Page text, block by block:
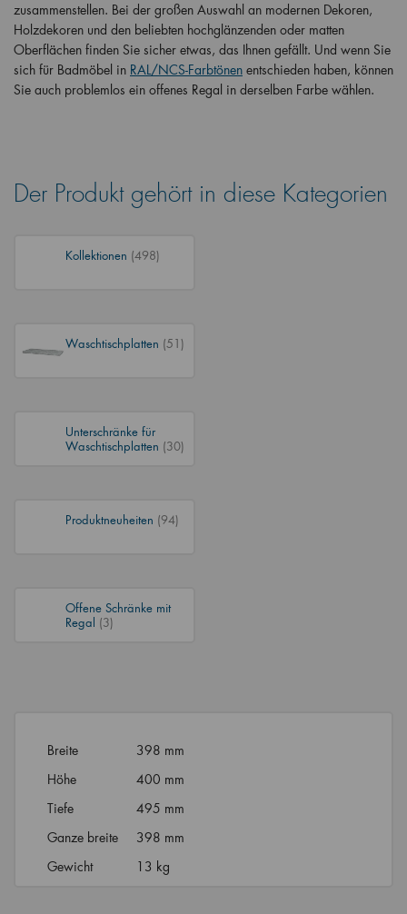
zusammenstellen. Bei der großen Auswahl an modernen Dekoren,
Holzdekoren und den beliebten hochglänzenden oder matten
Oberflächen finden Sie sicher etwas, das Ihnen gefällt. Und wenn Sie
sich für Badmöbel in RAL/NCS-Farbtönen entschieden haben, können
Sie auch problemlos ein offenes Regal in derselben Farbe wählen.
Der Produkt gehört in diese Kategorien
Kollektionen (498)
Waschtischplatten (51)
Unterschränke für
Waschtischplatten (30)
Produktneuheiten (94)
Offene Schränke mit
Regal (3)
Breite
398 mm
Höhe
400 mm
Tiefe
495 mm
Ganze breite
398 mm
Gewicht
13 kg